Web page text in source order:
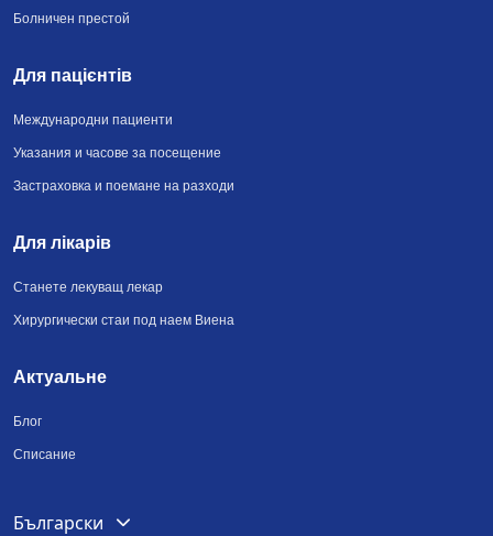
Болничен престой
Для пацієнтів
Международни пациенти
Указания и часове за посещение
Застраховка и поемане на разходи
Для лікарів
Станете лекуващ лекар
Хирургически стаи под наем Виена
Актуальне
Блог
Списание
Български
Deutsch